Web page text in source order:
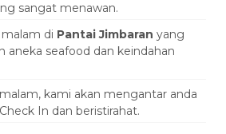
sangat menawan.
di Pantai Jimbaran yang
aneka seafood dan keindahan
kami akan mengantar anda
In dan beristirahat.